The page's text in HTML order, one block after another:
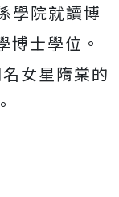
學院就讀博
博士學位。
女星隋棠的